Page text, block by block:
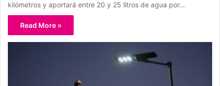
kilómetros y aportará entre 20 y 25 litros de agua por…
Read More »